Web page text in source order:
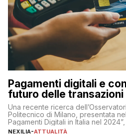
Pagamenti digitali e
futuro delle
Una recente ricerca
Politecnico di Milano, presentata
Pagamenti Digitali in Italia nel
definitivi del primo semestre 2024
NEXILIA-ATTUALITÀ